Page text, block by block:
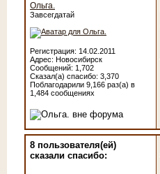
Ольга.
Завсегдатай
Регистрация: 14.02.2011
Адрес: Новосибирск
Сообщений: 1,702
Сказал(а) спасибо: 3,370
Поблагодарили 9,166 раз(а) в
1,484 сообщениях
8 пользователя(ей)
сказали cпасибо: